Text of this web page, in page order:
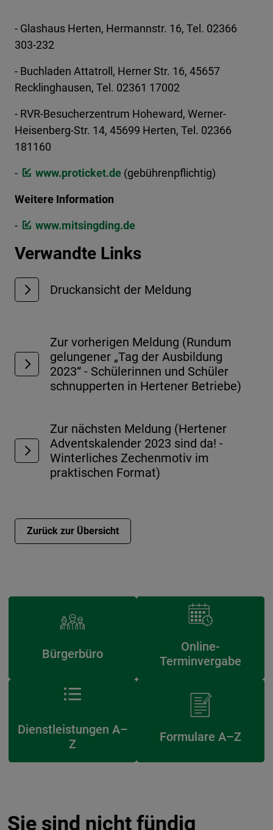
- Glashaus Herten, Hermannstr. 16, Tel. 02366
303-232
- Buchladen Attatroll, Herner Str. 16, 45657
Recklinghausen, Tel. 02361 17002
- RVR-Besucherzentrum Hoheward, Werner-
Heisenberg-Str. 14, 45699 Herten, Tel. 02366
181160
- www.proticket.de (gebührenpflichtig)
Weitere Information
- www.mitsingding.de
Verwandte Links
Druckansicht der Meldung
Zur vorherigen Meldung (Rundum
gelungener „Tag der Ausbildung
2023“ - Schülerinnen und Schüler
schnupperten in Hertener Betriebe)
Zur nächsten Meldung (Hertener
Adventskalender 2023 sind da! -
Winterliches Zechenmotiv im
praktischen Format)
Zurück zur Übersicht
Bürgerbüro
Online-
Terminvergabe
Dienstleistungen A–
Z
Formulare A–Z
Sie sind nicht fündig